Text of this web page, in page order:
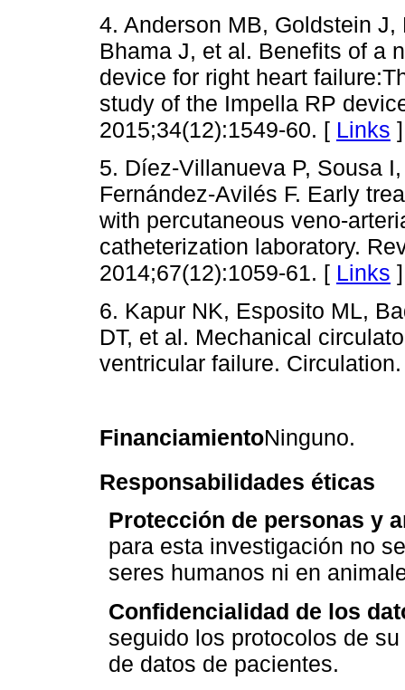
4. Anderson MB, Goldstein
Bhama J, et al. Benefits of a
device for right heart
study of the Impella RP
2015;34(12):1549-60. [ Links ]
5. Díez-Villanueva P, Sousa
Fernández-Avilés F. Early
with percutaneous veno-
catheterization laboratory.
2014;67(12):1059-61. [ Links ]
6. Kapur NK, Esposito ML,
DT, et al. Mechanical
ventricular failure.
FinanciamientoNinguno.
Responsabilidades éticas
Protección de personas y
para esta investigación no
seres humanos ni en
Confidencialidad de los
seguido los protocolos de
de datos de pacientes.